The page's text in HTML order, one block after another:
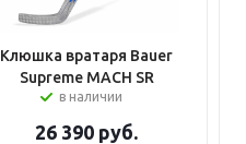
Клюшка вратаря Bauer
Supreme MACH SR
в наличии
26 390 руб.